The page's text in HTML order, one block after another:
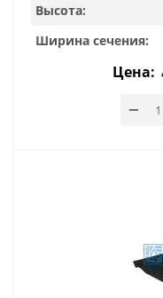
Высота:
Ширина сечения:
Цена: